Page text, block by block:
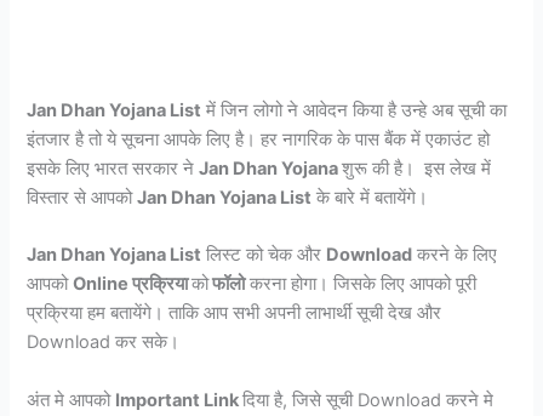
Jan Dhan Yojana List में जिन लोगो ने आवेदन किया है उन्हे अब सूची का
इंतजार है तो ये सूचना आपके लिए है। हर नागरिक के पास बैंक में एकाउंट हो
इसके लिए भारत सरकार नेJan Dhan Yojanaशुरू की है। इस लेख में
विस्तार से आपकोJan Dhan Yojana List के बारे में बतायेंगे।
Jan Dhan Yojana List लिस्ट को चेक और Download करने के लिए
आपकोOnline प्रक्रियाकोफॉलोकरना होगा। जिसके लिए आपको पूरी
प्रक्रिया हम बतायेंगे। ताकि आप सभी अपनी लाभार्थी सूची देख और
Download कर सके।
अंत मे आपको Important Linkदिया है, जिसे सूची Download करने मे